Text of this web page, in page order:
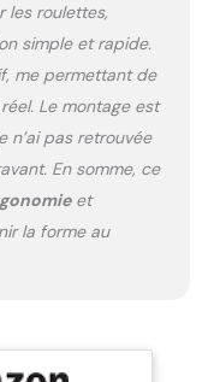
les roulettes,
simple et rapide.
me permettant de
Le montage est
n’ai pas retrouvée
En somme, ce
et
la forme au